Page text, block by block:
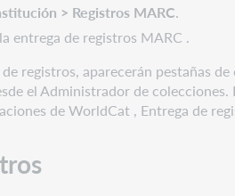
> Registros MARC.
entrega de registros MARC .
registros, aparecerán pestañas
el Administrador de
de WorldCat , Entrega de